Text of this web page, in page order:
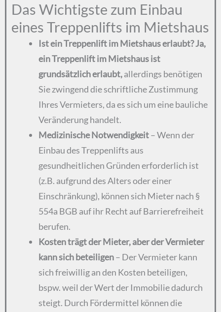
Das Wichtigste zum Einbau
eines Treppenlifts im Mietshaus
Ist ein Treppenlift im Mietshaus erlaubt?Ja,
ein Treppenlift im Mietshaus ist
grundsätzlich erlaubt,allerdings benötigen
Sie zwingend die schriftliche Zustimmung
Ihres Vermieters, da es sich um eine bauliche
Veränderung handelt.
Medizinische Notwendigkeit– Wenn der
Einbau des Treppenlifts aus
gesundheitlichen Gründen erforderlich ist
(z.B. aufgrund des Alters oder einer
Einschränkung), können sich Mieter nach §
554a BGB auf ihr Recht auf Barrierefreiheit
berufen.
Kosten trägt der Mieter, aber der Vermieter
kann sich beteiligen– Der Vermieter kann
sich freiwillig an den Kosten beteiligen,
bspw. weil der Wert der Immobilie dadurch
steigt. Durch Fördermittel können die